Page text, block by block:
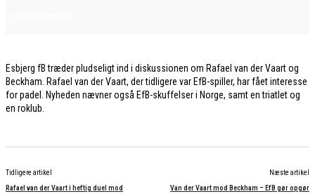
Esbjerg fB træder pludseligt ind i diskussionen om Rafael van der Vaart og
Beckham. Rafael van der Vaart, der tidligere var EfB-spiller, har fået interesse
for padel. Nyheden nævner også EfB-skuffelser i Norge, samt en triatlet og
en roklub.
Tidligere artikel
Rafael van der Vaart i heftig duel mod
Næste artikel
Van der Vaart mod Beckham – EfB gør opgør